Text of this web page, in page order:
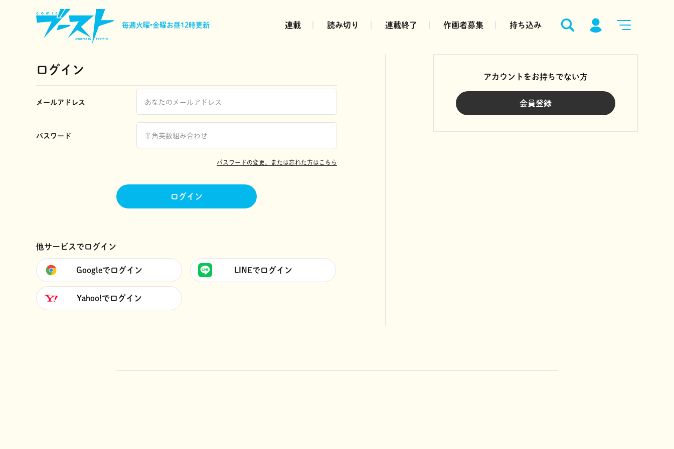
毎週火曜•金曜お昼12時更新 連載 読み切り 連載終了 作画者募集 持ち込み
ログイン
メールアドレス
パスワード
パスワードの変更、または忘れた方はこちら
ログイン
他サービスでログイン
Googleでログイン LINEでログイン
Yahoo!でログイン
アカウントをお持ちでない方
会員登録